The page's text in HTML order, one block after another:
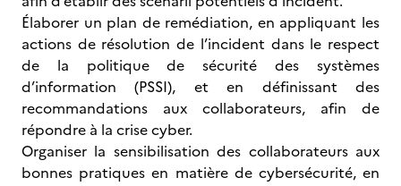
Élaborer un plan de remédiation, en appliquant les
actions de résolution de l’incident dans le respect
de la politique de sécurité des systèmes
d’information (PSSI), et en définissant des
recommandations aux collaborateurs, afin de
répondre à la crise cyber.
Organiser la sensibilisation des collaborateurs aux
bonnes pratiques en matière de cybersécurité, en